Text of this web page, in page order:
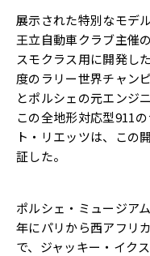
展示された特別なモデ
王立自動車クラブ主催
スモクラス用に開発し
度のラリー世界チャン
とポルシェの元エンジ
この全地形対応型911
ト・リエッツは、この
証した。
ポルシェ・ミュージア
年にパリから西アフリ
で、ジャッキー・イク